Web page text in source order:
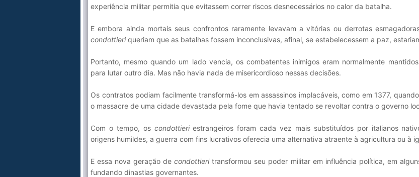
experiência militar permitia que evitassem correr riscos desnecessários no calor da batalha.
E embora ainda mortais seus confrontos raramente levavam a vitórias ou derrotas
condottieriqueriam que as batalhas fossem inconclusivas, afinal, se estabelecessem a paz,
Portanto, mesmo quando um lado vencia, os combatentes inimigos eram normalmente
para lutar outro dia. Mas não havia nada de misericordioso nessas decisões.
Os contratos podiam facilmente transformá-los em assassinos implacáveis, como em 1377,
o massacre de uma cidade devastada pela fome que havia tentado se revoltar contra o governo
Com o tempo, os condottieriestrangeiros foram cada vez mais substituídos por italianos
origens humildes, a guerra com fins lucrativos oferecia uma alternativa atraente à agricultura ou à
E essa nova geração decondottieritransformou seu poder militar em influência política, em
fundando dinastias governantes.